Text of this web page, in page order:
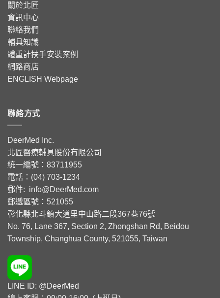
關於北匠
資訊中心
聯絡我們
輔具知識
體重計扶手安裝案例
網路商店
ENGLISH Webpage
聯絡方式
DeerMed Inc.
北匠醫療輔具股份有限公司
統一編號：83711955
電話：(04) 703-1234
郵件: info@DeerMed.com
郵遞區號：521055
彰化縣北斗鎮大道里中山路二段367巷76號
No. 76, Lane 367, Section 2, Zhongshan Rd, Beidou
Township, Changhua County, 521055, Taiwan
LINE ID: @DeerMed